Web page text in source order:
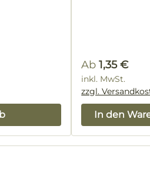
Regulärer
Ab1,35 €
inkl. MwSt.
zzgl.
In den